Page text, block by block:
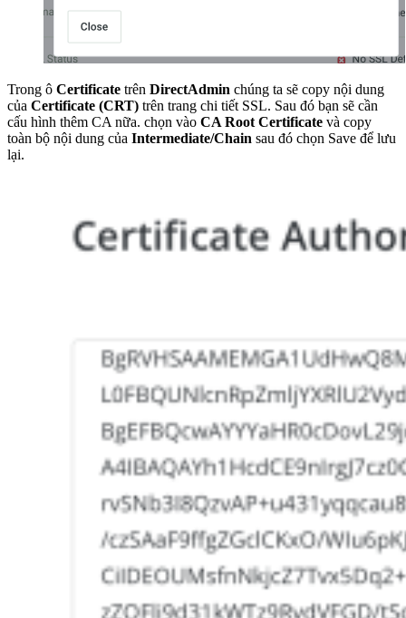
Trong ô Certificate trên DirectAdmin chúng ta sẽ copy nội dung
của Certificate (CRT) trên trang chi tiết SSL. Sau đó bạn sẽ cần
cấu hình thêm CA nữa. chọn vào CA Root Certificate và copy
toàn bộ nội dung của Intermediate/Chain sau đó chọn Save để lưu
lại.